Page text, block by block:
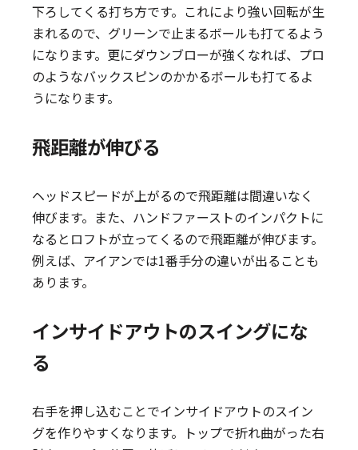
下ろしてくる打ち方です。これにより強い回転が生
まれるので、グリーンで止まるボールも打てるよう
になります。更にダウンブローが強くなれば、プロ
のようなバックスピンのかかるボールも打てるよ
うになります。
飛距離が伸びる
ヘッドスピードが上がるので飛距離は間違いなく
伸びます。また、ハンドファーストのインパクトに
なるとロフトが立ってくるので飛距離が伸びます。
例えば、アイアンでは1番手分の違いが出ることも
あります。
インサイドアウトのスイングにな
る
右手を押し込むことでインサイドアウトのスイン
グを作りやすくなります。トップで折れ曲がった右